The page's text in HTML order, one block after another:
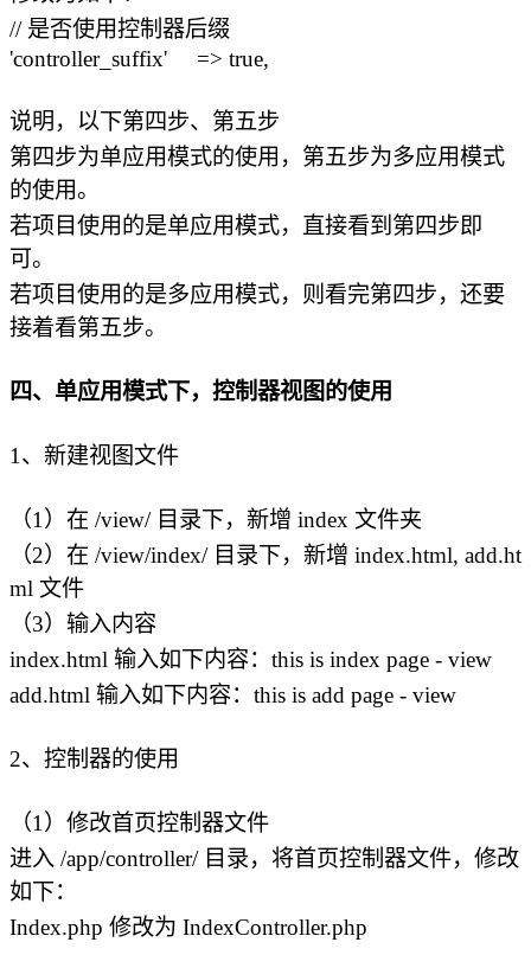
// 是否使用控制器后缀
'controller_suffix' => true,
说明，以下第四步、第五步
第四步为单应用模式的使用，第五步为多应用模式
的使用。
若项目使用的是单应用模式，直接看到第四步即
可。
若项目使用的是多应用模式，则看完第四步，还要
接着看第五步。
四、单应用模式下，控制器视图的使用
1、新建视图文件
（1）在 /view/ 目录下，新增 index 文件夹
（2）在 /view/index/ 目录下，新增 index.html, add.ht
ml 文件
（3）输入内容
index.html 输入如下内容：this is index page - view
add.html 输入如下内容：this is add page - view
2、控制器的使用
（1）修改首页控制器文件
进入 /app/controller/ 目录，将首页控制器文件，修改
如下：
Index.php 修改为 IndexController.php